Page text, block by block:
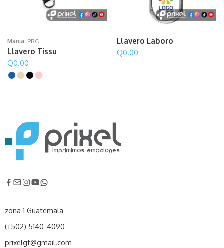
Marca: PRO
Llavero Tissu
Q0.00
Llavero Laboro
Q0.00
zona 1 Guatemala
(+502) 5140-4090
prixelgt@gmail.com